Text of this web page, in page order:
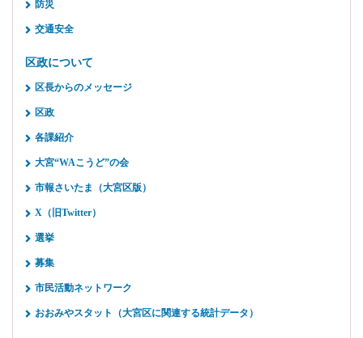
防災
交通安全
区政について
区長からのメッセージ
区政
各課紹介
大宮“WAこうど”の会
市報さいたま（大宮区版）
X（旧Twitter）
選挙
募集
市民活動ネットワーク
おおみやスタット（大宮区に関連する統計データ）